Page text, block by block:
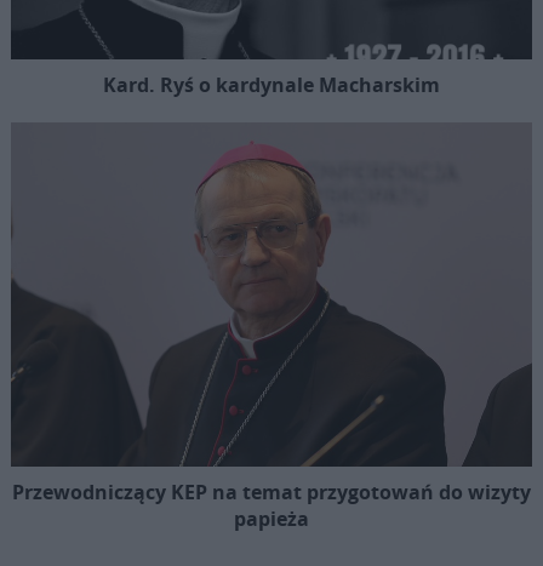
Kard. Ryś o kardynale Macharskim
Przewodniczący KEP na temat przygotowań do wizyty
papieża